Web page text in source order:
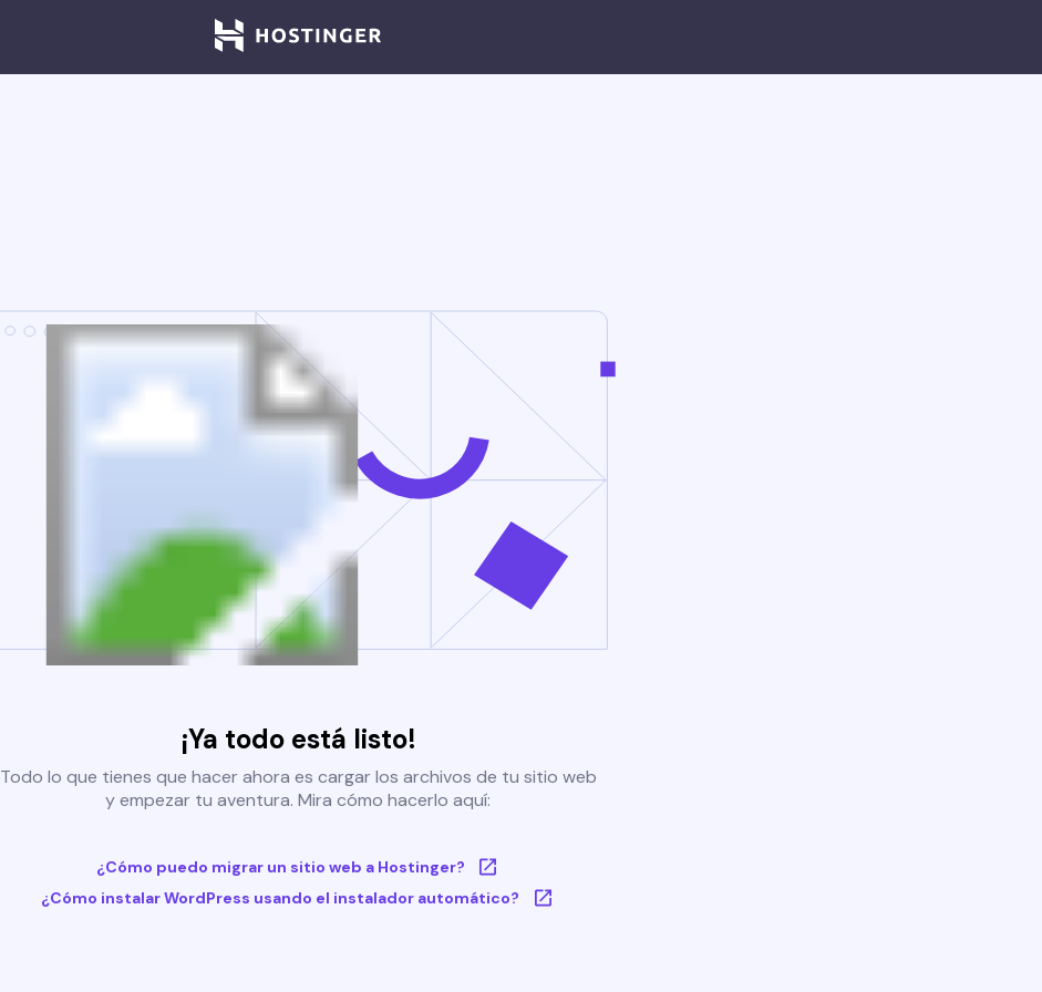
¡Ya todo está listo!
Todo lo que tienes que hacer ahora es cargar los archivos de tu sitio web
y empezar tu aventura. Mira cómo hacerlo aquí:
¿Cómo puedo migrar un sitio web a Hostinger?
¿Cómo instalar WordPress usando el instalador automático?